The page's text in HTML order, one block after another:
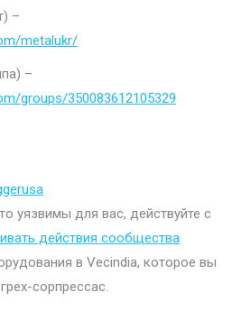
–
metalukr/
–
groups/350083612105329
уязвимы для вас, действуйте с
действия сообщества
в Vecindia, которое вы
сорпрессас.